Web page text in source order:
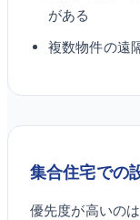
がある
複数物件の遠
集合住宅での
優先度が高いの